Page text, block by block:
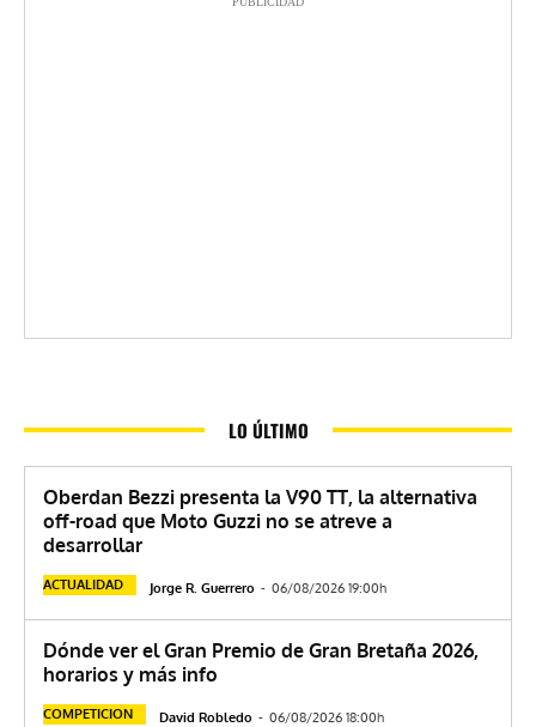
LO ÚLTIMO
Oberdan Bezzi presenta la V90 TT, la alternativa
off-road que Moto Guzzi no se atreve a
desarrollar
ACTUALIDAD Jorge R. Guerrero - 06/08/2026 19:00h
Dónde ver el Gran Premio de Gran Bretaña 2026,
horarios y más info
COMPETICION David Robledo - 06/08/2026 18:00h